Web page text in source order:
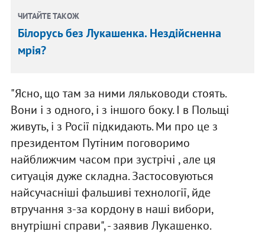
ЧИТАЙТЕ ТАКОЖ
Білорусь без Лукашенка. Нездійсненна
мрія?
"Ясно, що там за ними ляльководи стоять.
Вони і з одного, і з іншого боку. І в Польщі
живуть, і з Росії підкидають. Ми про це з
президентом Путіним поговоримо
найближчим часом при зустрічі , але ця
ситуація дуже складна. Застосовуються
найсучасніші фальшиві технології, йде
втручання з-за кордону в наші вибори,
внутрішні справи", - заявив Лукашенко.